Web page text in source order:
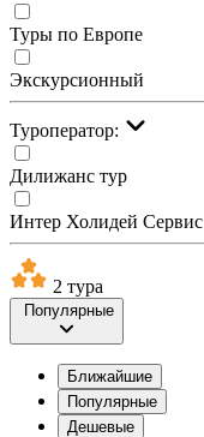
Туры по Европе
Экскурсионный
Туроператор:
Дилижанс тур
Интер Холидей Сервис
2 тура
Популярные
Ближайшие
Популярные
Дешевые